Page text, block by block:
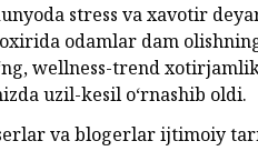
stress va xavotir
odamlar dam
wellness-trend
uzil-kesil o‘rnashib oldi.
va blogerlar ijtimoiy